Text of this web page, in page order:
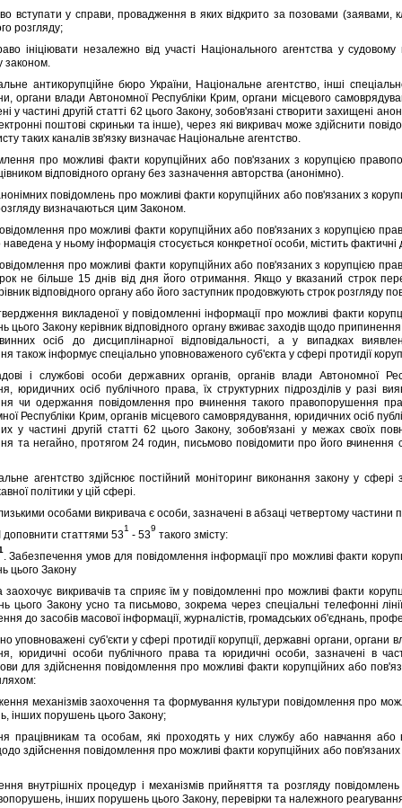
у справи, провадження в яких вiдкрито за позовами (заявами,
розгляду;
незалежно вiд участi Нацiонального агентства у судовому
законом.
антикорупцiйне бюро України, Нацiональне агентство, iншi спецiально
органи влади Автономної Республiки Крим, органи мiсцевого
у частинi другiй статтi 62 цього Закону, зобов'язанi створити захищенi
поштовi скриньки та iнше), через якi викривач може здiйснити
таких каналiв зв'язку визначає Нацiональне агентство.
про можливi факти корупцiйних або пов'язаних з корупцiєю
вiдповiдного органу без зазначення авторства (анонiмно).
повiдомлень про можливi факти корупцiйних або пов'язаних з
визначаються цим Законом.
про можливi факти корупцiйних або пов'язаних з корупцiєю
наведена у ньому iнформацiя стосується конкретної особи, мiстить
про можливi факти корупцiйних або пов'язаних з корупцiєю
не бiльше 15 днiв вiд дня його отримання. Якщо у вказаний строк
вiдповiдного органу або його заступник продовжують строк розгляду
викладеної у повiдомленнi iнформацiї про можливi факти
цього Закону керiвник вiдповiдного органу вживає заходiв щодо
осiб до дисциплiнарної вiдповiдальностi, а у випадках
також iнформує спецiально уповноваженого суб'єкта у сферi протидiї
особи державних органiв, органiв влади Автономної
юридичних осiб публiчного права, їх структурних пiдроздiлiв у разi
чи одержання повiдомлення про вчинення такого правопорушення
Республiки Крим, органiв мiсцевого самоврядування, юридичних осiб
у частинi другiй статтi 62 цього Закону, зобов'язанi у межах своїх
та негайно, протягом 24 годин, письмово повiдомити про його вчинення
агентство здiйснює постiйний монiторинг виконання закону у сферi
полiтики у цiй сферi.
особами викривача є особи, зазначенi в абзацi четвертому частини
статтями 53
1
- 53
9
такого змiсту:
. Забезпечення умов для повiдомлення iнформацiї про можливi факти
цього Закону
викривачiв та сприяє їм у повiдомленнi про можливi факти
цього Закону усно та письмово, зокрема через спецiальнi телефоннi
до засобiв масової iнформацiї, журналiстiв, громадських об'єднань,
суб'єкти у сферi протидiї корупцiї, державнi органи, органи
юридичнi особи публiчного права та юридичнi особи, зазначенi в
для здiйснення повiдомлення про можливi факти корупцiйних або
механiзмiв заохочення та формування культури повiдомлення про
iнших порушень цього Закону;
та особам, якi проходять у них службу або навчання або
здiйснення повiдомлення про можливi факти корупцiйних або
внутрiшнiх процедур i механiзмiв прийняття та розгляду повiдомлень
iнших порушень цього Закону, перевiрки та належного